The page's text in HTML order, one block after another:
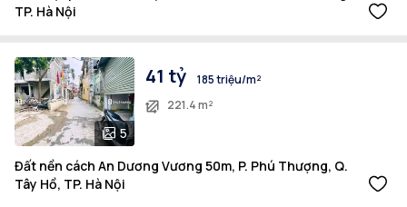
TP. Hà Nội
5
41 tỷ
185 triệu/m²
221.4 m²
Đất nền cách An Dương Vương 50m, P. Phú Thượng, Q.
Tây Hồ, TP. Hà Nội